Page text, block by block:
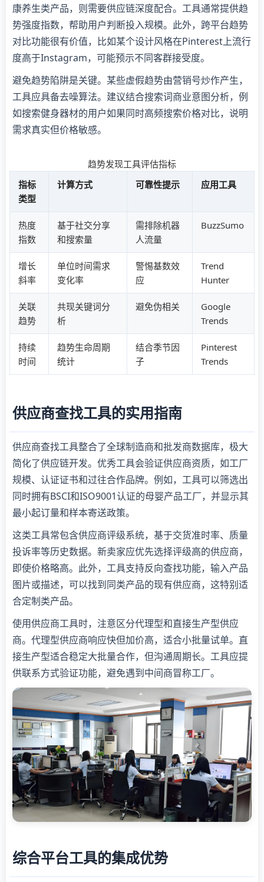
康养生类产品，则需要供应链深度配合。工具通常提供趋
势强度指数，帮助用户判断投入规模。此外，跨平台趋势
对比功能很有价值，比如某个设计风格在Pinterest上流行
度高于Instagram，可能预示不同客群接受度。
避免趋势陷阱是关键。某些虚假趋势由营销号炒作产生，
工具应具备去噪算法。建议结合搜索词商业意图分析，例
如搜索健身器材的用户如果同时高频搜索价格对比，说明
需求真实但价格敏感。
趋势发现工具评估指标
指标
类型
计算方式 可靠性提示 应用工具
热度
指数
基于社交分享
和搜索量
需排除机器
人流量
BuzzSumo
增长
斜率
单位时间需求
变化率
警惕基数效
应
Trend
Hunter
关联
趋势
共现关键词分
析
避免伪相关
Google
Trends
持续
时间
趋势生命周期
统计
结合季节因
子
Pinterest
Trends
供应商查找工具的实用指南
供应商查找工具整合了全球制造商和批发商数据库，极大
简化了供应链开发。优秀工具会验证供应商资质，如工厂
规模、认证证书和过往合作品牌。例如，工具可以筛选出
同时拥有BSCI和ISO9001认证的母婴产品工厂，并显示其
最小起订量和样本寄送政策。
这类工具常包含供应商评级系统，基于交货准时率、质量
投诉率等历史数据。新卖家应优先选择评级高的供应商，
即使价格略高。此外，工具支持反向查找功能，输入产品
图片或描述，可以找到同类产品的现有供应商，这特别适
合定制类产品。
使用供应商工具时，注意区分代理型和直接生产型供应
商。代理型供应商响应快但加价高，适合小批量试单。直
接生产型适合稳定大批量合作，但沟通周期长。工具应提
供联系方式验证功能，避免遇到中间商冒称工厂。
综合平台工具的集成优势